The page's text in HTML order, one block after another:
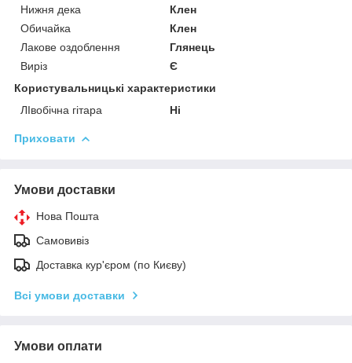
Нижня дека
Клен
Обичайка
Клен
Лакове оздоблення
Глянець
Виріз
Є
Користувальницькі характеристики
ЛІвобічна гітара
Ні
Приховати
Умови доставки
Нова Пошта
Самовивіз
Доставка кур'єром (по Києву)
Всі умови доставки
Умови оплати